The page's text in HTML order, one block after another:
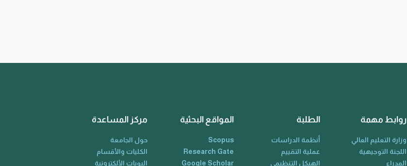
روابط مهمة
وزارة التعليم العالي
اللجنة التوجيهية
المدراء
الطلبة
أنظمة الدراسات
عملية التقييم
الهيكل التنظيمي
المواقع البحثية
Scopus
Research Gate
Google Scholar
مركز المساعدة
حول الجامعة
الكليات والأقسام
البوبات الألكترونية